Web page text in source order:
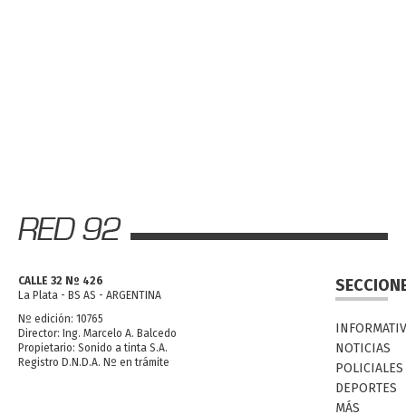
CALLE 32 Nº 426
La Plata - BS AS - ARGENTINA
Nº edición: 10765
Director: Ing. Marcelo A. Balcedo
Propietario: Sonido a tinta S.A.
Registro D.N.D.A. Nº en trámite
NOTICIAS
POLICIALES
DEPORTES
MÁS